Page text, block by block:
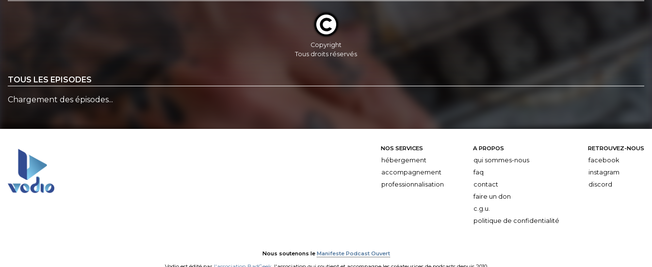
Copyright
Tous droits réservés
TOUS LES EPISODES
Chargement des épisodes...
NOS SERVICES
hébergement
accompagnement
professionnalisation
A PROPOS
qui sommes-nous
faq
contact
faire un don
c.g.u.
politique de confidentialité
RETROUVEZ-NOUS
facebook
instagram
discord
Nous soutenons le Manifeste Podcast Ouvert